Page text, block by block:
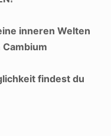
inneren Welten
findest du